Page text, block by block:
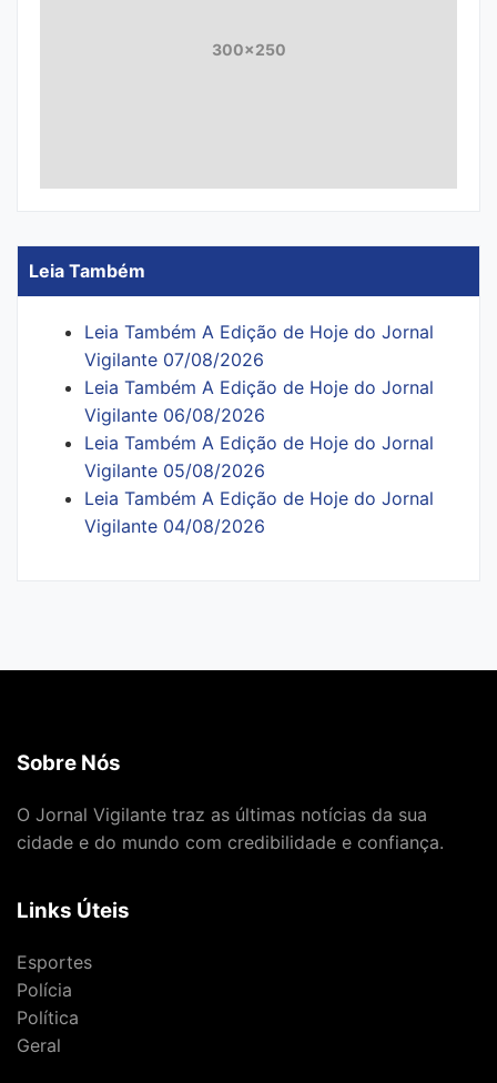
300x250
Leia Também
Leia Também A Edição de Hoje do Jornal
Vigilante 07/08/2026
Leia Também A Edição de Hoje do Jornal
Vigilante 06/08/2026
Leia Também A Edição de Hoje do Jornal
Vigilante 05/08/2026
Leia Também A Edição de Hoje do Jornal
Vigilante 04/08/2026
Sobre Nós
O Jornal Vigilante traz as últimas notícias da sua
cidade e do mundo com credibilidade e confiança.
Links Úteis
Esportes
Polícia
Política
Geral